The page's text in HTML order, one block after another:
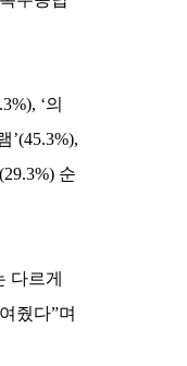
‘의
순
다르게
줬다”며